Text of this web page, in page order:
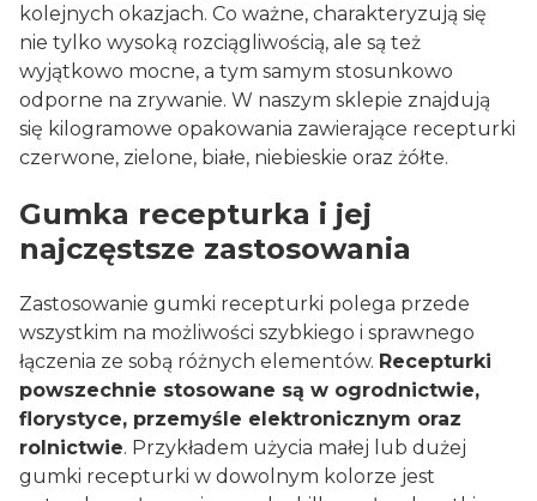
kolejnych okazjach. Co ważne, charakteryzują się
nie tylko wysoką rozciągliwością, ale są też
wyjątkowo mocne, a tym samym stosunkowo
odporne na zrywanie. W naszym sklepie znajdują
się kilogramowe opakowania zawierające recepturki
czerwone, zielone, białe, niebieskie oraz żółte.
Gumka recepturka i jej
najczęstsze zastosowania
Zastosowanie gumki recepturki polega przede
wszystkim na możliwości szybkiego i sprawnego
łączenia ze sobą różnych elementów. Recepturki
powszechnie stosowane są w ogrodnictwie,
florystyce, przemyśle elektronicznym oraz
rolnictwie. Przykładem użycia małej lub dużej
gumki recepturki w dowolnym kolorze jest